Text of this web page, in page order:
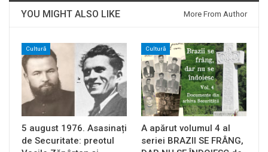
YOU MIGHT ALSO LIKE More From Author
Cultură
5 august 1976. Asasinați
de Securitate: preotul
Cultură
A apărut volumul 4 al
seriei BRAZII SE FRÂNG,